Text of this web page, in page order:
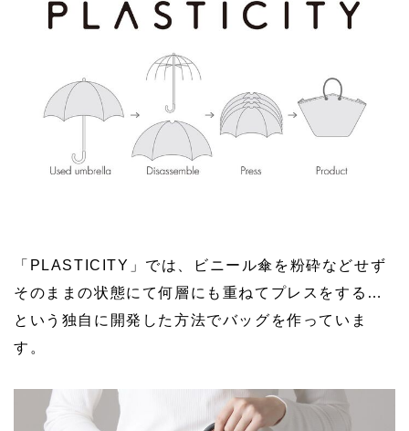
「PLASTICITY」では、ビニール傘を粉砕などせず
そのままの状態にて何層にも重ねてプレスをする…
という独自に開発した方法でバッグを作っていま
す。